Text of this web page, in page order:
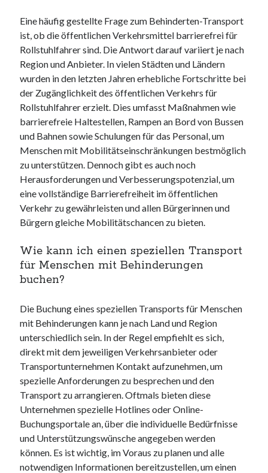
Eine häufig gestellte Frage zum Behinderten-Transport
ist, ob die öffentlichen Verkehrsmittel barrierefrei für
Rollstuhlfahrer sind. Die Antwort darauf variiert je nach
Region und Anbieter. In vielen Städten und Ländern
wurden in den letzten Jahren erhebliche Fortschritte bei
der Zugänglichkeit des öffentlichen Verkehrs für
Rollstuhlfahrer erzielt. Dies umfasst Maßnahmen wie
barrierefreie Haltestellen, Rampen an Bord von Bussen
und Bahnen sowie Schulungen für das Personal, um
Menschen mit Mobilitätseinschränkungen bestmöglich
zu unterstützen. Dennoch gibt es auch noch
Herausforderungen und Verbesserungspotenzial, um
eine vollständige Barrierefreiheit im öffentlichen
Verkehr zu gewährleisten und allen Bürgerinnen und
Bürgern gleiche Mobilitätschancen zu bieten.
Wie kann ich einen speziellen Transport
für Menschen mit Behinderungen
buchen?
Die Buchung eines speziellen Transports für Menschen
mit Behinderungen kann je nach Land und Region
unterschiedlich sein. In der Regel empfiehlt es sich,
direkt mit dem jeweiligen Verkehrsanbieter oder
Transportunternehmen Kontakt aufzunehmen, um
spezielle Anforderungen zu besprechen und den
Transport zu arrangieren. Oftmals bieten diese
Unternehmen spezielle Hotlines oder Online-
Buchungsportale an, über die individuelle Bedürfnisse
und Unterstützungswünsche angegeben werden
können. Es ist wichtig, im Voraus zu planen und alle
notwendigen Informationen bereitzustellen, um einen